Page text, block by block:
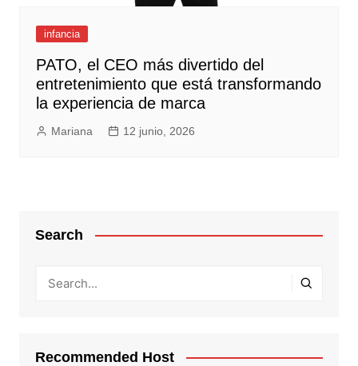
infancia
PATO, el CEO más divertido del
entretenimiento que está transformando
la experiencia de marca
Mariana 12 junio, 2026
Search
Recommended Host